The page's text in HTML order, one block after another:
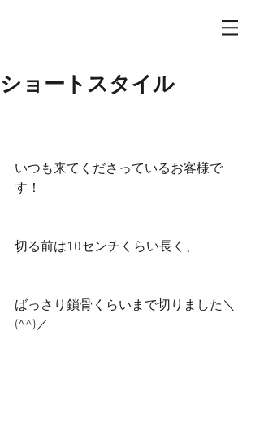
ショートスタイル
いつも来てくださっているお客様で
す！
切る前は10センチくらい長く、
ばっさり鎖骨くらいまで切りました＼
(^^)／